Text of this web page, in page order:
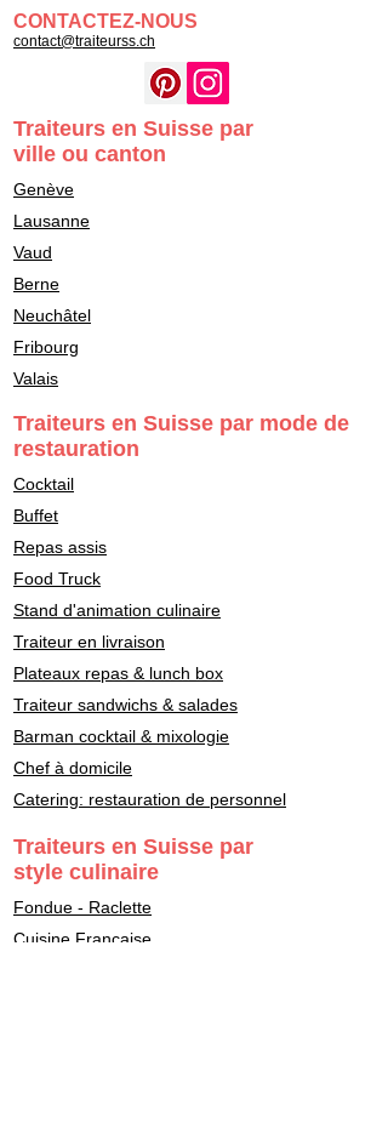
CONTACTEZ-NOUS
contact@traiteurss.ch
Traiteurs en Suisse par
ville ou canton
Genève
Lausanne
Vaud
Berne
Neuchâtel
Fribourg
Valais
Traiteurs en Suisse par mode de
restauration
Cocktail
Buffet
Repas assis
Food Truck
Stand d'animation culinaire
Traiteur en livraison
Plateaux repas & lunch box
Traiteur sandwichs & salades
Barman cocktail & mixologie
Chef à domicile
Catering: restauration de personnel
Traiteurs en Suisse par
style culinaire
Fondue - Raclette
Cuisine Française